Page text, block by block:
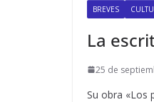
BREVES
La
25 de
Su obra «Los